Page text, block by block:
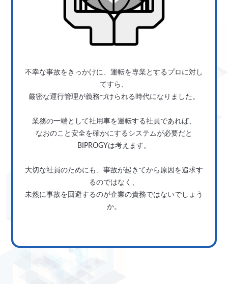
不幸な事故をきっかけに、運転を専業とするプロに対し
てすら、
厳密な運行管理が義務づけられる時代になりました。
業務の一端として社用車を運転する社員であれば、
なおのこと安全を確かにするシステムが必要だと
BIPROGYは考えます。
大切な社員のためにも、事故が起きてから原因を追求す
るのではなく、
未然に事故を回避するのが企業の責務ではないでしょう
か。